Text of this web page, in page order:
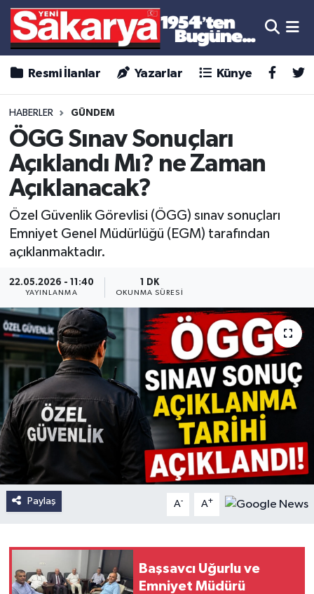
Resmi İlanlar Yazarlar Künye
HABERLER GÜNDEM
ÖGG Sınav Sonuçları
Açıklandı Mı? ne Zaman
Açıklanacak?
Özel Güvenlik Görevlisi (ÖGG) sınav sonuçları
Emniyet Genel Müdürlüğü (EGM) tarafından
açıklanmaktadır.
22.05.2026 - 11:40
YAYINLANMA
1 DK
OKUNMA SÜRESI
Paylaş A- A+
Başsavcı Uğurlu ve
Emniyet Müdürü